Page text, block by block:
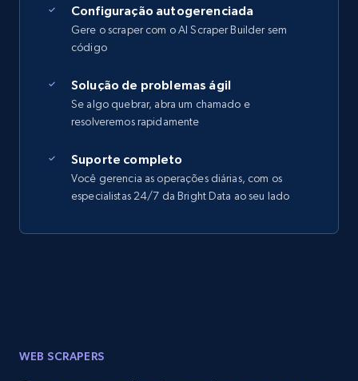
Configuração autogerenciada
Gere o scraper com o AI Scraper Builder sem
código
Solução de problemas ágil
Se algo quebrar, abra um chamado e
resolveremos rapidamente
Suporte completo
Você gerencia as operações diárias, com os
especialistas 24/7 da Bright Data ao seu lado
WEB SCRAPERS